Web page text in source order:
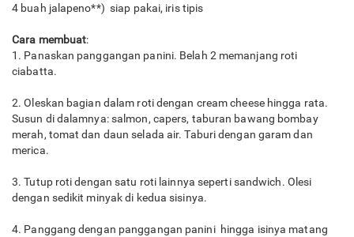
4 buah jalapeno**) siap pakai, iris tipis
Cara membuat:
1. Panaskan panggangan panini. Belah 2 memanjang roti
ciabatta.
2. Oleskan bagian dalam roti dengan cream cheese hingga rata.
Susun di dalamnya: salmon, capers, taburan bawang bombay
merah, tomat dan daun selada air. Taburi dengan garam dan
merica.
3. Tutup roti dengan satu roti lainnya seperti sandwich. Olesi
dengan sedikit minyak di kedua sisinya.
4. Panggang dengan panggangan panini hingga isinya matang